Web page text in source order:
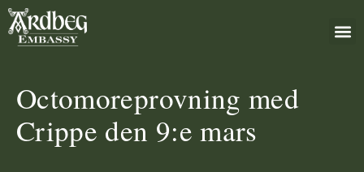
Octomoreprovning med
Crippe den 9:e mars